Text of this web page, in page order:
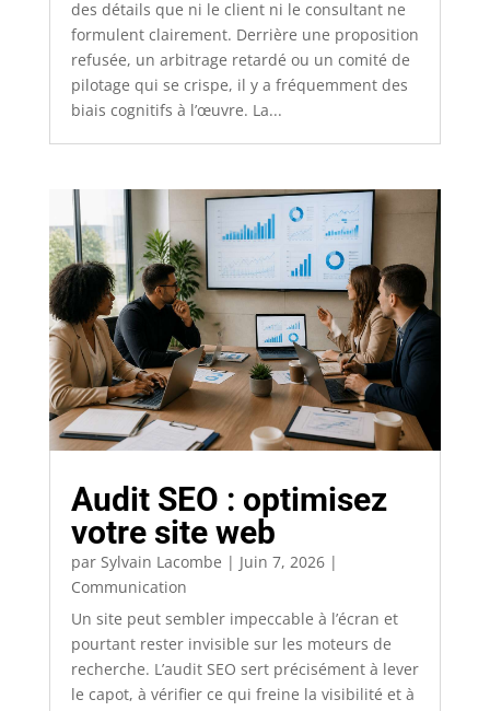
des détails que ni le client ni le consultant ne
formulent clairement. Derrière une proposition
refusée, un arbitrage retardé ou un comité de
pilotage qui se crispe, il y a fréquemment des
biais cognitifs à l’œuvre. La...
Audit SEO : optimisez
votre site web
par Sylvain Lacombe | Juin 7, 2026|
Communication
Un site peut sembler impeccable à l’écran et
pourtant rester invisible sur les moteurs de
recherche. L’audit SEO sert précisément à lever
le capot, à vérifier ce qui freine la visibilité et à